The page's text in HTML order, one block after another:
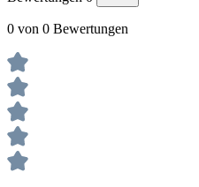
0 von 0 Bewertungen